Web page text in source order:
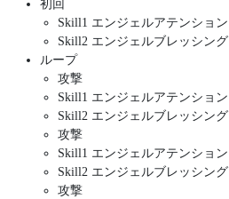
初回
Skill1 エンジェルアテンション
Skill2 エンジェルブレッシング
ループ
攻撃
Skill1 エンジェルアテンション
Skill2 エンジェルブレッシング
攻撃
Skill1 エンジェルアテンション
Skill2 エンジェルブレッシング
攻撃